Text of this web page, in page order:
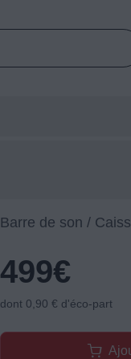
Barre de son /
499€
dont 0,90 € d'éco-part